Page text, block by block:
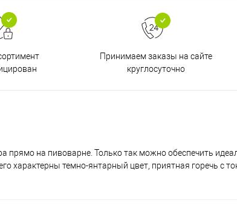
Принимаем заказы на сайте
круглосуточно
прямо на пивоварне. Только так можно обеспечить
характерны темно-янтарный цвет, приятная горечь с